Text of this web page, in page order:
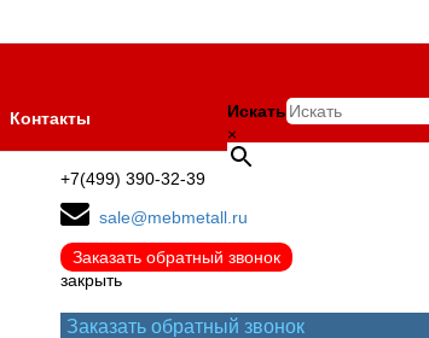
Контакты
Искать
×
+7(499) 390-32-39
sale@mebmetall.ru
Заказать обратный звонок
закрыть
Заказать обратный звонок